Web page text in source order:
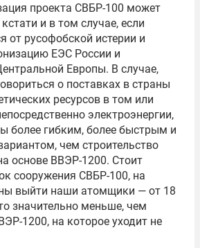
проекта СВБР-100 может
и в том случае, если
от русофобской истерии и
ЕЭС России и
Европы. В случае,
о поставках в страны
ресурсов в том или
электроэнергии,
более гибким, более быстрым и
чем строительство
основе ВВЭР-1200. Стоит
сооружения СВБР-100, на
выйти наши атомщики — от 18
значительно меньше, чем
1200, на которое уходит не